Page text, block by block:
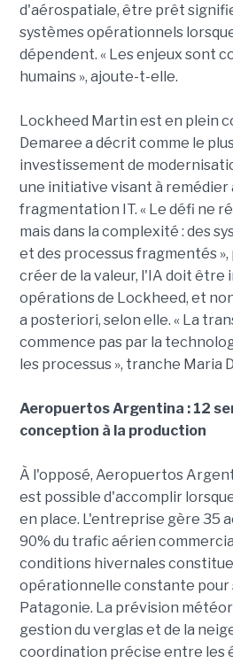
d'aérospatiale, être prêt
systèmes opérationnels
dépendent. « Les enjeux sont
humains », ajoute-t-elle.
Lockheed Martin est en plein
Demaree a décrit comme le
investissement de
une initiative visant à remédier
fragmentation IT. « Le défi ne
mais dans la complexité : des
et des processus fragmentés »,
créer de la valeur, l'IA doit être
opérations de Lockheed, et
a posteriori, selon elle. « La
commence pas par la
les processus », tranche Maria
Aeropuertos Argentina : 12
conception à la production
À l'opposé, Aeropuertos
est possible d'accomplir
en place. L'entreprise gère 35
90% du trafic aérien
conditions hivernales
opérationnelle constante pour
Patagonie. La prévision
gestion du verglas et de la
coordination précise entre les